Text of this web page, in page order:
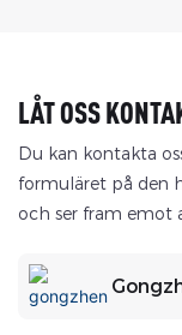
LÅT OSS
Du kan kontakta
formuläret på den
och ser fram emot